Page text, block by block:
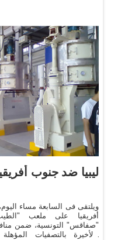
ليبيا ضد جنوب
ويلتقى فى السابعة مساء
أفريقيا على ملعب
"صفاقس" التونسية، ضمن
والأخيرة بالتصفيات